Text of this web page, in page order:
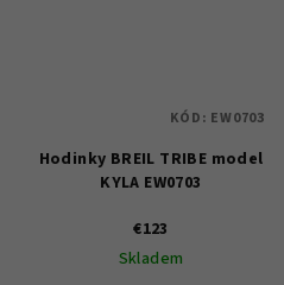
Hodinky BREIL TRIBE model
KYLA EW0703
€123
Skladem
KÓD: EW0703